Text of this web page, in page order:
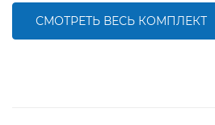
СМОТРЕТЬ ВЕСЬ КОМПЛЕКТ